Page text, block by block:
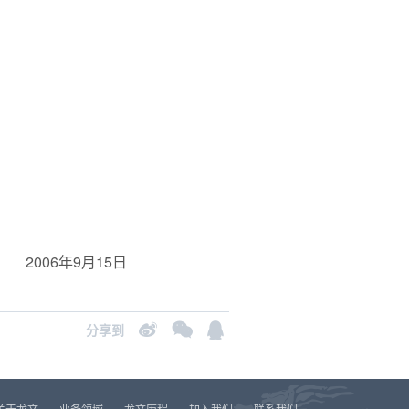
2006年9月15日
分享到